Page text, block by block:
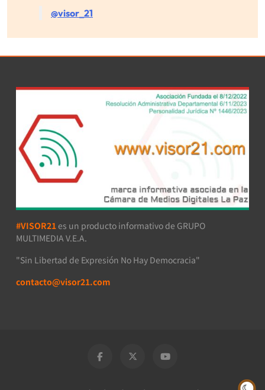
@visor_21
#VISOR21 es un producto informativo de GRUPO
MULTIMEDIA V.E.A.
"Sin Libertad de Expresión No Hay Democracia"
contacto@visor21.com